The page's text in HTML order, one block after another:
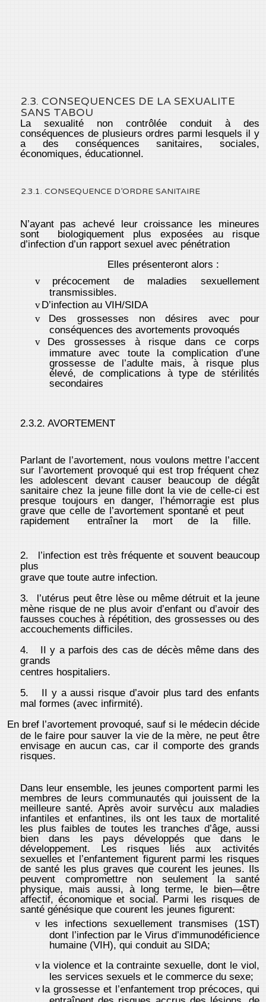
2.3. CONSEQUENCES DE LA SEXUALITE
SANS TABOU
La sexualité non contrôlée conduit à des
conséquences de plusieurs ordres parmi lesquels il y
a des conséquences sanitaires, sociales,
économiques, éducationnel.
2.3.1. CONSEQUENCE D’ORDRE SANITAIRE
N’ayant pas achevé leur croissance les mineures
sont biologiquement plus exposées au risque
d’infection d’un rapport sexuel avec pénétration
Elles présenteront alors :
v
précocement de maladies sexuellement
transmissibles.
vD’infection au VIH/SIDA
v
Des grossesses non désires avec pour
conséquences des avortements provoqués
v
Des grossesses à risque dans ce corps
immature avec toute la complication d’une
grossesse de l’adulte mais, à risque plus
élevé, de complications à type de stérilités
secondaires
2.3.2. AVORTEMENT
Parlant de l’avortement, nous voulons mettre l’accent
sur l’avortement provoqué qui est trop fréquent chez
les adolescent devant causer beaucoup de dégât
sanitaire chez la jeune fille dont la vie de celle-ci est
presque toujours en danger, l’hémorragie est plus
grave que celle de l’avortement spontané et peut
rapidement entraîner la mort de la fille.
2.
l’infection est très fréquente et souvent beaucoup
plus
grave que toute autre infection.
3.
l’utérus peut être lèse ou même détruit et la jeune
mène risque de ne plus avoir d’enfant ou d’avoir des
fausses couches à répétition, des grossesses ou des
accouchements difficiles.
4.
II y a parfois des cas de décès même dans des
grands
centres hospitaliers.
5.
II y a aussi risque d’avoir plus tard des enfants
mal formes (avec infirmité).
En bref l’avortement provoqué, sauf si le médecin décide
de le faire pour sauver la vie de la mère, ne peut être
envisage en aucun cas, car il comporte des grands
risques.
Dans leur ensemble, les jeunes comportent parmi les
membres de leurs communautés qui jouissent de la
meilleure santé. Après avoir survécu aux maladies
infantiles et enfantines, ils ont les taux de mortalité
les plus faibles de toutes les tranches d’âge, aussi
bien dans les pays développés que dans le
développement. Les risques liés aux activités
sexuelles et l’enfantement figurent parmi les risques
de santé les plus graves que courent les jeunes. Ils
peuvent compromettre non seulement la santé
physique, mais aussi, à long terme, le bien—être
affectif, économique et social. Parmi les risques de
santé génésique que courent les jeunes figurent:
v les infections sexuellement transmises (1ST)
dont l’infection par le Virus d’immunodéficience
humaine (VIH), qui conduit au SIDA;
v la violence et la contrainte sexuelle, dont le viol,
les services sexuels et le commerce du sexe;
v la grossesse et l’enfantement trop précoces, qui